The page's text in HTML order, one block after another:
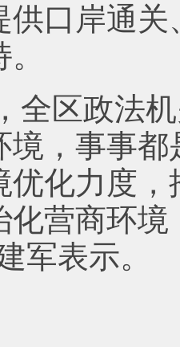
供口岸通
全区政法
境，事事
优化力度
化营商环
军表示。